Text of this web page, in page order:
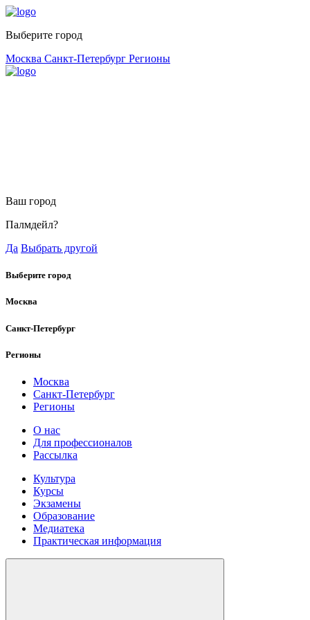
Выберите город
Москва Санкт-Петербург Регионы
Ваш город
Палмдейл?
Да Выбрать другой
Выберите город
Москва
Санкт-Петербург
Регионы
Москва
Санкт-Петербург
Регионы
О нас
Для профессионалов
Рассылка
Культура
Курсы
Экзамены
Образование
Медиатека
Практическая информация